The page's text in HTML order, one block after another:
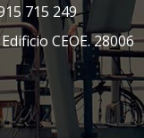
715 249
CEOE. 28006